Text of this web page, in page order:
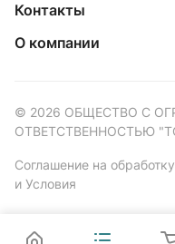
Контакты
О компании
© 2026 ОБЩЕСТВО С
ОТВЕТСТВЕННОСТЬЮ
Соглашение на
и Условия